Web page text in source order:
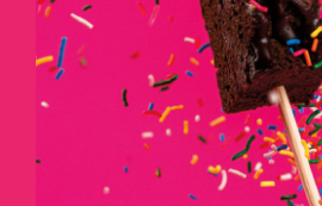
DÉTAILS